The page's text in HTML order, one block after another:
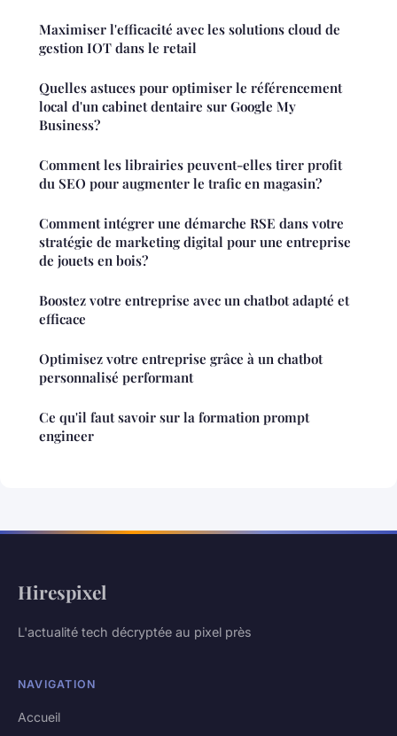
Maximiser l'efficacité avec les solutions cloud de
gestion IOT dans le retail
Quelles astuces pour optimiser le référencement
local d'un cabinet dentaire sur Google My
Business?
Comment les librairies peuvent-elles tirer profit
du SEO pour augmenter le trafic en magasin?
Comment intégrer une démarche RSE dans votre
stratégie de marketing digital pour une entreprise
de jouets en bois?
Boostez votre entreprise avec un chatbot adapté et
efficace
Optimisez votre entreprise grâce à un chatbot
personnalisé performant
Ce qu'il faut savoir sur la formation prompt
engineer
Hirespixel
L'actualité tech décryptée au pixel près
NAVIGATION
Accueil